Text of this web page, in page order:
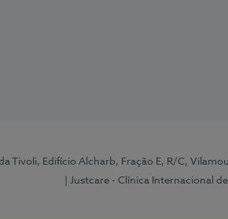
Tivoli, Edifício Alcharb, Fração E, R/C,
| Justcare - Clínica Internacional